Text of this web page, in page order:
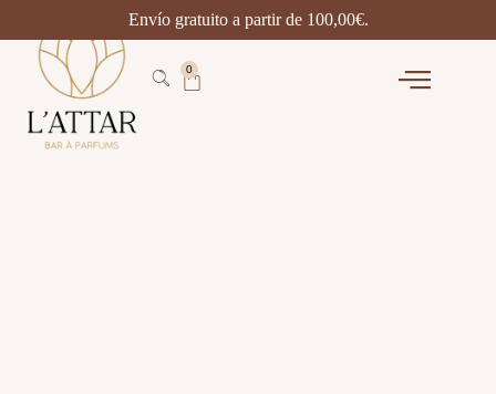
0
Envío gratuito a partir de 100,00€.